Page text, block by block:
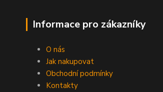
Informace pro zákazníky
O nás
Jak nakupovat
Obchodní podmínky
Kontakty